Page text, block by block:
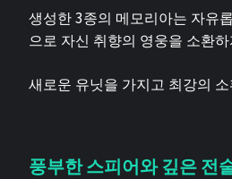
생성한 3종의 메모리아는 자유롭
으로 자신 취향의 영웅을 소환
새로운 유닛을 가지고 최강의
풍부한 스피어와 깊은 전